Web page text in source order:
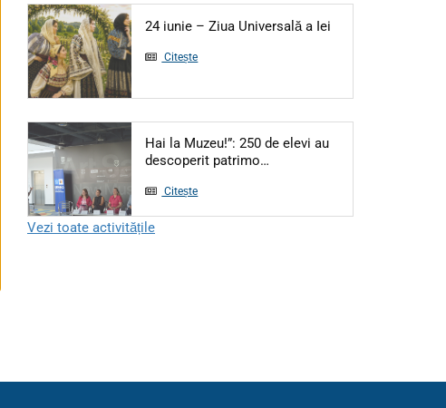
24 iunie – Ziua Universală a Iei
Citește
Hai la Muzeu!”: 250 de elevi au
descoperit patrimo…
Citește
Vezi toate activitățile